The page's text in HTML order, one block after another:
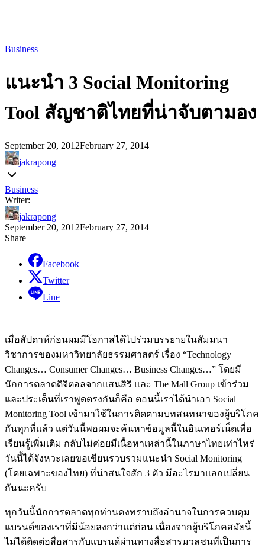
Business
แนะนำ 3 Social Monitoring
Tool สัญชาติไทยที่น่าจับตามอง
September 20, 2012February 27, 2014
jakrapong
Business
Writer:
jakrapong
September 20, 2012February 27, 2014
Share
Facebook
Twitter
Line
เมื่อสัปดาห์ก่อนผมมีโอกาสได้ไปร่วมบรรยายในสัมมนา
วิชาการของมหาวิทยาลัยธรรมศาสตร์ เรื่อง “Technology
Changes… Consumer Changes… Business Changes…” โดยมี
นักการตลาดดิจิตอลจากแสนสิริ และ The Mall Group เข้าร่วม
และประเด็นที่เราพูดตรงกันก็คือ ตอนนี้เราได้นำเอา Social
Monitoring Tool เข้ามาใช้ในการติดตามบทสนทนาของผู้บริโภค
กันทุกที่แล้ว แต่วันนี้พอผมจะค้นหาข้อมูลนี้ในอินเทอร์เน็ตเพื่อ
เรียนรู้เพิ่มเติม กลับไม่ค่อยมีเนื้อหาเหล่านี้ในภาษาไทยเท่าไหร่
วันนี้ได้จังหวะเลยขอเขียนรวบรวมแนะนำ Social Monitoring
(โดยเฉพาะของไทย) ที่น่าสนใจสัก 3 ตัว มีอะไรมาแลกเปลี่ยน
กันนะครับ
ทุกวันนี้นักการตลาดทุกท่านคงทราบถึงอำนาจในการควบคุม
แบรนด์ของเราที่มีน้อยลงกว่าแต่ก่อน เนื่องจากผู้บริโภคสมัยนี้
ไม่ได้ติดต่อสื่อสารกับแบรนด์ผ่านทางสื่อสารมวลชนที่เป็นการ